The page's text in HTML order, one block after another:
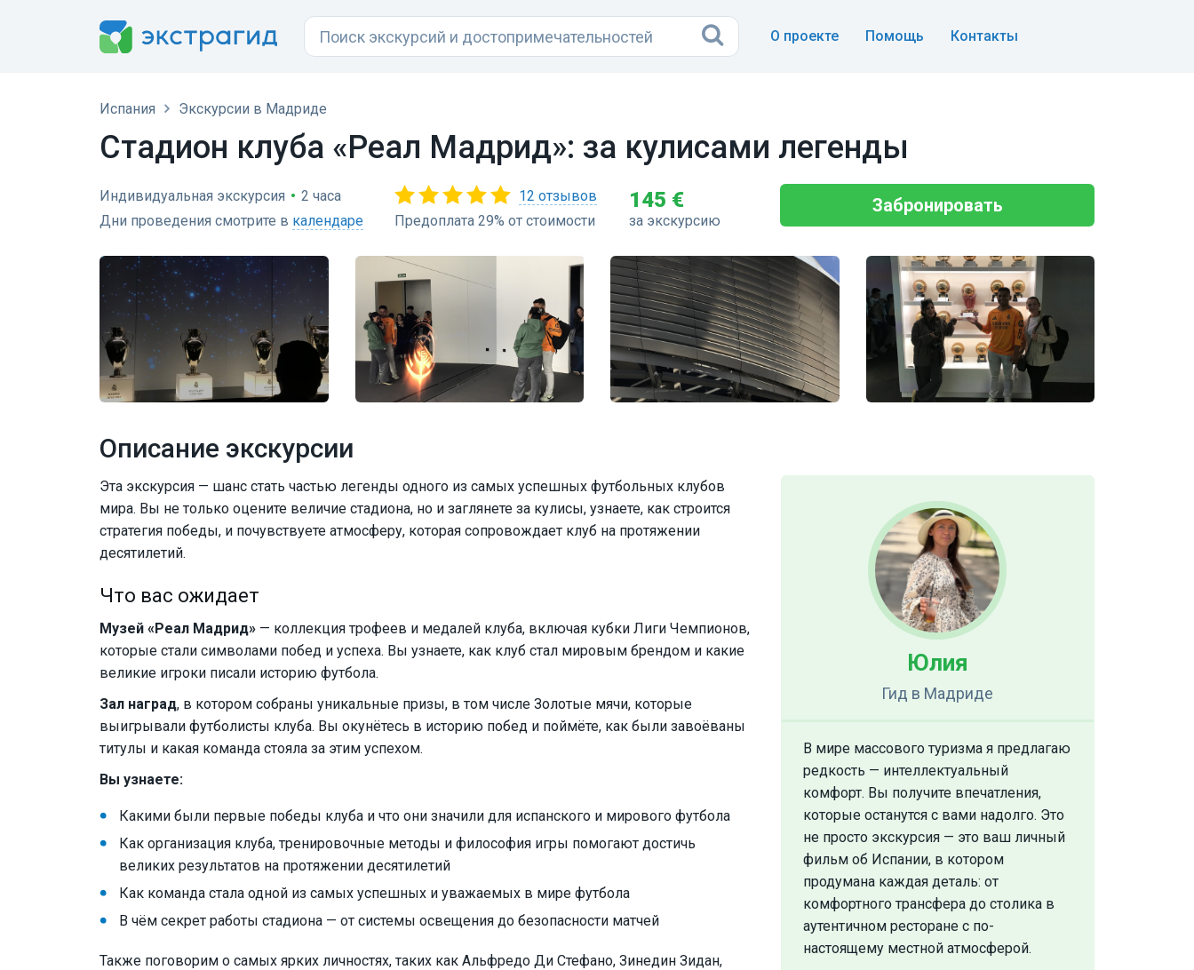
О проекте Помощь Контакты
Испания Экскурсии в Мадриде
Стадион клуба «Реал Мадрид»: за кулисами легенды
Индивидуальная экскурсия • 2 часа
Дни проведения смотрите в календаре
12 отзывов
Предоплата 29% от стоимости
145 €
за экскурсию
Забронировать
Описание экскурсии
Эта экскурсия — шанс стать частью легенды одного из самых успешных футбольных клубов
мира. Вы не только оцените величие стадиона, но и заглянете за кулисы, узнаете, как строится
стратегия победы, и почувствуете атмосферу, которая сопровождает клуб на протяжении
десятилетий.
Что вас ожидает
Музей «Реал Мадрид» — коллекция трофеев и медалей клуба, включая кубки Лиги Чемпионов,
которые стали символами побед и успеха. Вы узнаете, как клуб стал мировым брендом и какие
великие игроки писали историю футбола.
Зал наград, в котором собраны уникальные призы, в том числе Золотые мячи, которые
выигрывали футболисты клуба. Вы окунётесь в историю побед и поймёте, как были завоёваны
титулы и какая команда стояла за этим успехом.
Вы узнаете:
Какими были первые победы клуба и что они значили для испанского и мирового футбола
Как организация клуба, тренировочные методы и философия игры помогают достичь
великих результатов на протяжении десятилетий
Как команда стала одной из самых успешных и уважаемых в мире футбола
В чём секрет работы стадиона — от системы освещения до безопасности матчей
Также поговорим о самых ярких личностях, таких как Альфредо Ди Стефано, Зинедин Зидан,
Юлия
Гид в Мадриде
В мире массового туризма я предлагаю
редкость — интеллектуальный
комфорт. Вы получите впечатления,
которые останутся с вами надолго. Это
не просто экскурсия — это ваш личный
фильм об Испании, в котором
продумана каждая деталь: от
комфортного трансфера до столика в
аутентичном ресторане с по-
настоящему местной атмосферой.